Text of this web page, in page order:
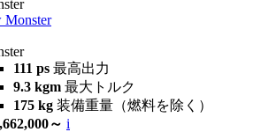
Monster
111 ps 最高出力
9.3 kgm 最大トルク
175 kg 装備重量（燃料を除く）
～ i